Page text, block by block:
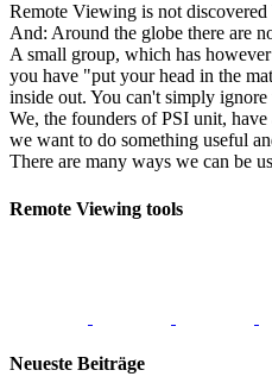
Remote Viewing is not
And: Around the globe there are
A small group, which has
you have "put your head in the
inside out. You can't simply
We, the founders of PSI unit,
we want to do something useful
There are many ways we can be
Remote Viewing tools
Neueste Beiträge